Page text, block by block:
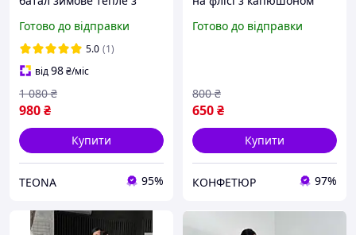
Готово до відправки
5.0 (1)
від98₴/міс
980₴
1 080 ₴
Купити
ТEONA 95%
розміри
Готово до відправки
650₴
800 ₴
Купити
КОНФЕТЮР 97%